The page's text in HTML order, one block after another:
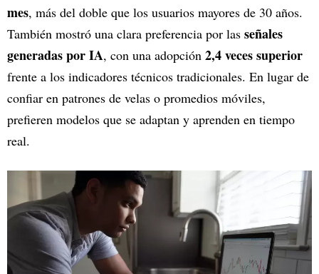
mes, más del doble que los usuarios mayores de 30 años.
También mostró una clara preferencia por las señales
generadas por IA, con una adopción 2,4 veces superior
frente a los indicadores técnicos tradicionales. En lugar de
confiar en patrones de velas o promedios móviles,
prefieren modelos que se adaptan y aprenden en tiempo
real.